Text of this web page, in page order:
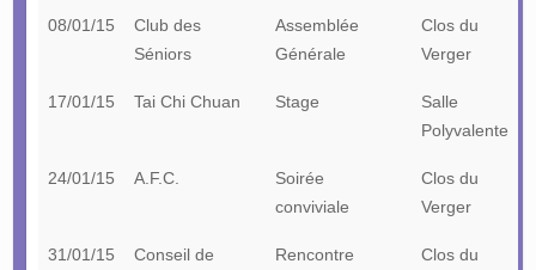
08/01/15
Club des
Séniors
Assemblée
Générale
Clos du
Verger
17/01/15 Tai Chi Chuan Stage
Salle
Polyvalente
24/01/15 A.F.C.
Soirée
conviviale
Clos du
Verger
31/01/15
Conseil de
Rencontre
Clos du